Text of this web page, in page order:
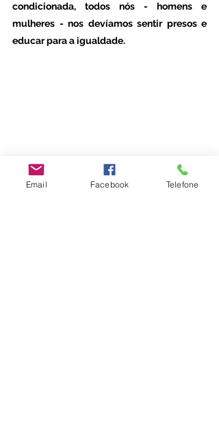
condicionada, todos nós - homens e
mulheres - nos devíamos sentir presos e
educar para a igualdade.
Email Facebook Telefone